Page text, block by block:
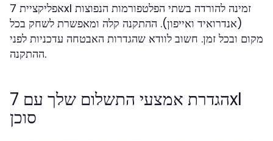
אפליקציית 7xl זמינה להורדה בשתי הפלטפורמות הנפוצות
(אנדרואיד ואייפון). ההתקנה קלה ומאפשרת לשחק בכל
מקום ובכל זמן. חשוב לוודא שהגדרות האבטחה עדכניות לפני
ההתקנה.
הגדרת אמצעי התשלום שלך עם 7xl
סוכן